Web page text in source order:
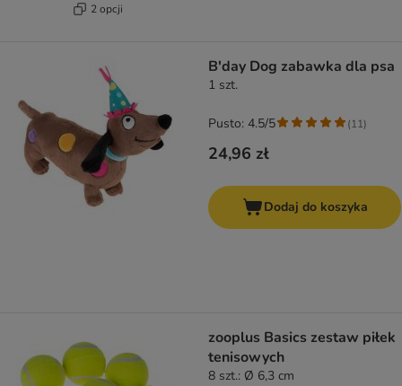
2 opcji
B'day Dog zabawka dla psa
1 szt.
24,96 zł
Pusto: 4.5/5 (11)
Dodaj do koszyka
zooplus Basics zestaw piłek
tenisowych
8 szt.: Ø 6,3 cm